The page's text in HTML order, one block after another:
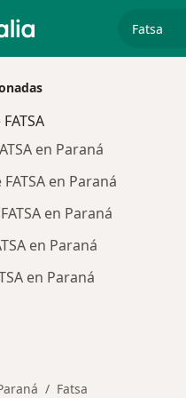
en Paraná
en Paraná
en Paraná
en Paraná
en Paraná
Fatsa